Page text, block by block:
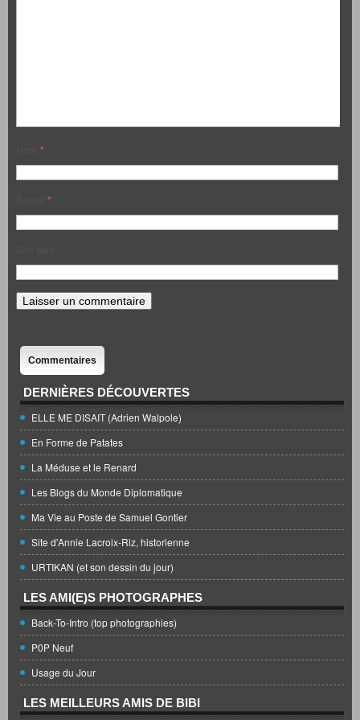
*
*
Commentaires
DERNIÈRES DÉCOUVERTES
ELLE ME DISAIT (Adrien Walpole)
En Forme de Patates
La Méduse et le Renard
Les Blogs du Monde Diplomatique
Ma Vie au Poste de Samuel Gontier
Site d'Annie Lacroix-Riz, historienne
URTIKAN (et son dessin du jour)
LES AMI(E)S PHOTOGRAPHES
Back-To-Intro (top photographies)
P0P Neuf
Usage du Jour
LES MEILLEURS AMIS DE BIBI